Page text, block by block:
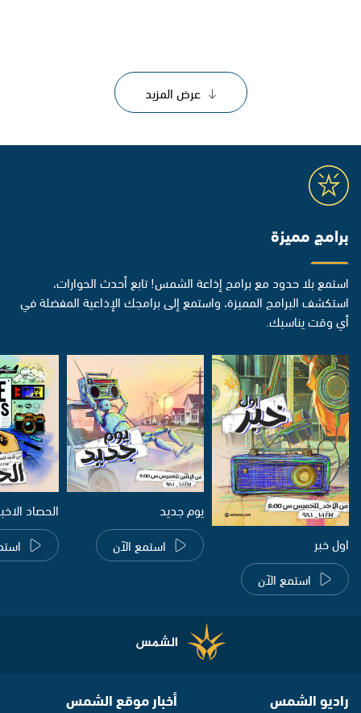
عرض المزيد
برامج مميزة
استمع بلا حدود مع برامج إذاعة الشمس! تابع أحدث الحوارات،
استكشف البرامج المميزة، واستمع إلى برامجك الإذاعية المفضلة في
أي وقت يناسبك.
اول خبر
استمع الآن
يوم جديد
استمع الآن
الحصاد
راديو الشمس أخبار موقع الشمس